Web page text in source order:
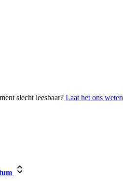
slecht leesbaar? Laat het ons weten